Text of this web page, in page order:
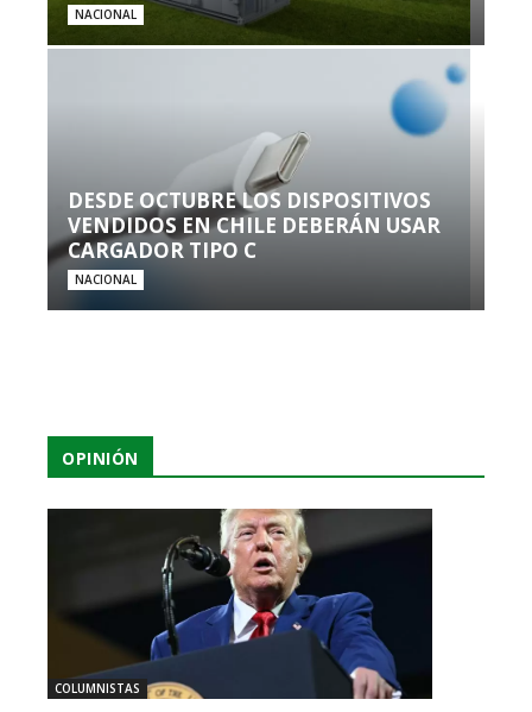
NACIONAL
DESDE OCTUBRE LOS DISPOSITIVOS
VENDIDOS EN CHILE DEBERÁN USAR
CARGADOR TIPO C
NACIONAL
OPINIÓN
COLUMNISTAS